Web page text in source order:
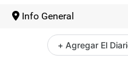
Info General
+ Agregar El